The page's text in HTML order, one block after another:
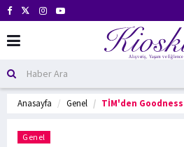
Anasayfa Genel TİM'den
Genel